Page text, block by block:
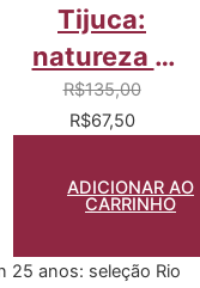
Tijuca:
natureza &
cidade
R$135,00
R$67,50
ADICIONAR AO
CARRINHO
25 anos: seleção Rio